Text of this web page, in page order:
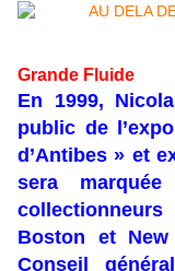
Grande Fluide
En 1999,
public de
d’Antibes » et
sera
Boston et
Conseil